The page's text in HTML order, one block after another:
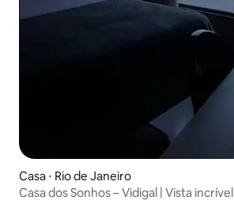
Casa ⋅ Rio de Janeiro
Casa dos Sonhos – Vidigal | Vista incrível